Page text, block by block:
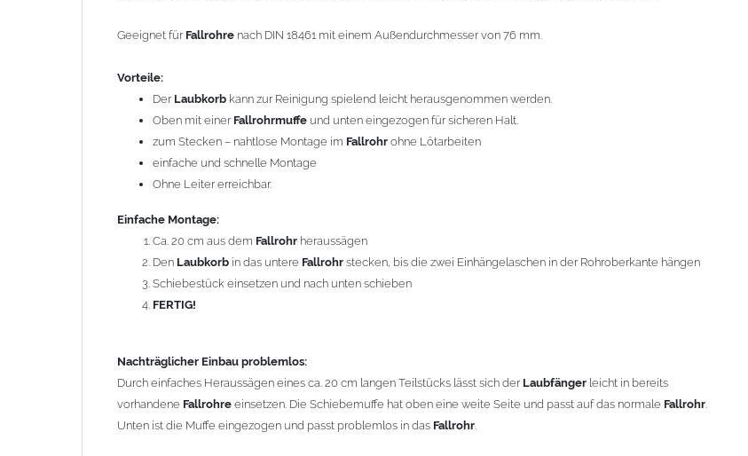
Durch einfaches Heraussägen eines ca. 20 cm langen Teilstücks lässt sich derLaubfänger
Unten ist die Muffe eingezogen und passt problemlos in das
Um die Standsicherheit der gesamten Rohreinheit zu gewährleisten, können je nach vorhandener Rohrbefestigung
zusätzliche Rohrschellen erforderlich sein. Dabei ist zu beachten, dass die obere Befestigung nicht in den
Schiebebereich des Schiebestücks eingebaut wird.
Durch die Demontage des
Durchmesser: 76 mm
Material: Zink (Titanzink)
Allgemeine Hinweise / Informationen:
. Titanzink ist eine Legierung aus Zink (99,995%) und
Spurenelementen von Titan und Kupfer. Durch die Legierungsbestandteile ändern sich die Materialeigenschaften und
Geeignet für Fallrohre nach DIN 18461 mit einem Außendurchmesser von 76 mm.
Vorteile:
Der Laubkorb kann zur Reinigung spielend leicht herausgenommen werden.
Oben mit einer Fallrohrmuffe und unten eingezogen für sicheren Halt.
zum Stecken – nahtlose Montage im Fallrohr ohne Lötarbeiten
einfache und schnelle Montage
Ohne Leiter erreichbar.
Einfache Montage:
Ca. 20 cm aus dem Fallrohr heraussägen
Den Laubkorb in das untere Fallrohr stecken, bis die zwei Einhängelaschen in der Rohroberkante hängen
Schiebestück einsetzen und nach unten schieben
FERTIG!
Nachträglicher Einbau problemlos:
Durch einfaches Heraussägen eines ca. 20 cm langen Teilstücks lässt sich der Laubfänger leicht in bereits
vorhandene Fallrohre einsetzen. Die Schiebemuffe hat oben eine weite Seite und passt auf das normale Fallrohr
Unten ist die Muffe eingezogen und passt problemlos in das Fallrohr